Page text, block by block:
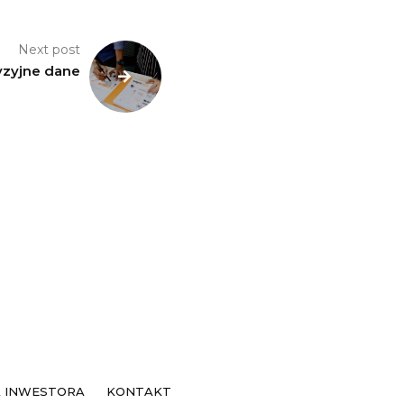
Next post
dane
INWESTORA KONTAKT